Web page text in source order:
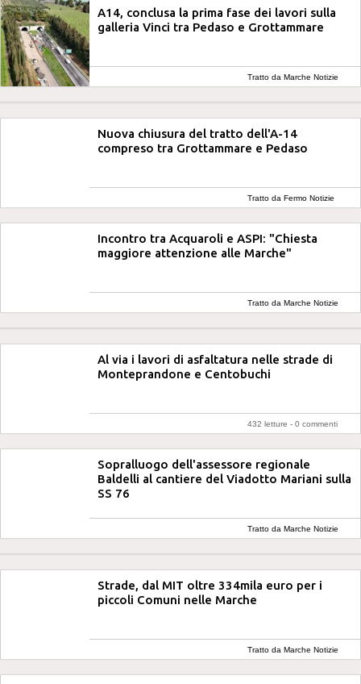
A14, conclusa la prima fase dei lavori sulla
galleria Vinci tra Pedaso e Grottammare
Tratto da Marche Notizie
Nuova chiusura del tratto dell'A-14
compreso tra Grottammare e Pedaso
Tratto da Fermo Notizie
Incontro tra Acquaroli e ASPI: "Chiesta
maggiore attenzione alle Marche"
Tratto da Marche Notizie
Al via i lavori di asfaltatura nelle strade di
Monteprandone e Centobuchi
432 letture - 0 commenti
Sopralluogo dell'assessore regionale
Baldelli al cantiere del Viadotto Mariani sulla
SS 76
Tratto da Marche Notizie
Strade, dal MIT oltre 334mila euro per i
piccoli Comuni nelle Marche
Tratto da Marche Notizie